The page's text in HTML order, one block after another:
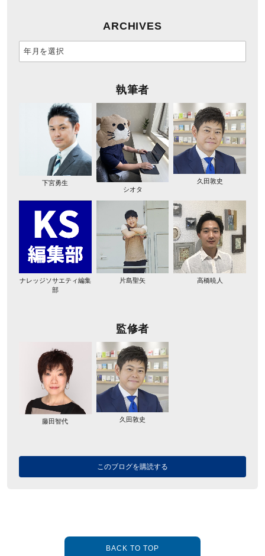
ARCHIVES
執筆者
下宮勇生
シオタ
久田敦史
ナレッジソサエティ編集
部
片島聖矢 高橋暁人
監修者
藤田智代 久田敦史
このブログを購読する
BACK TO TOP